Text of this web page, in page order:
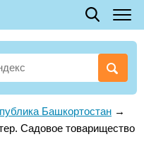
Башкортостан →
Садовое товарищество